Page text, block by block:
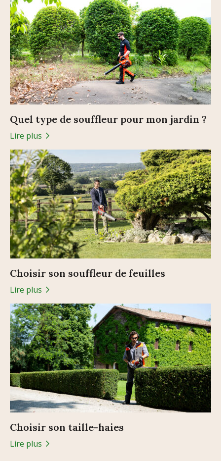
Quel type de souffleur pour mon jardin ?
Lire plus
Choisir son souffleur de feuilles
Lire plus
Choisir son taille-haies
Lire plus